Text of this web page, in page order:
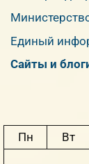
Единый
Сайты и
Пн
Вт